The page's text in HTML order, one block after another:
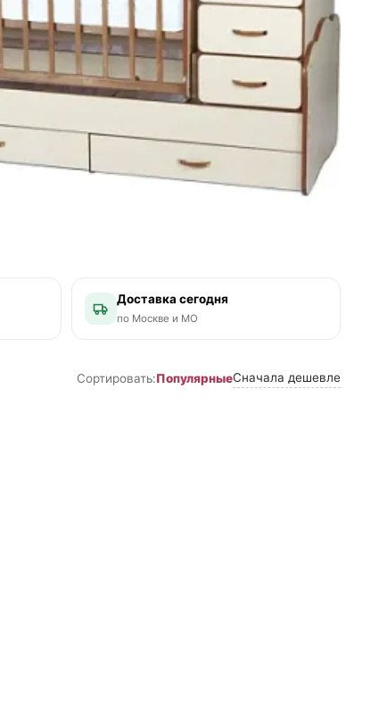
Доставка сегодня
по Москве и МО
Сортировать:ПопулярныеСначала дешевле